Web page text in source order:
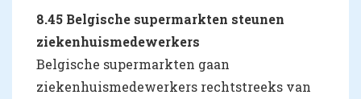
8.45 Belgische supermarkten steunen
ziekenhuismedewerkers
Belgische supermarkten gaan
ziekenhuismedewerkers rechtstreeks van